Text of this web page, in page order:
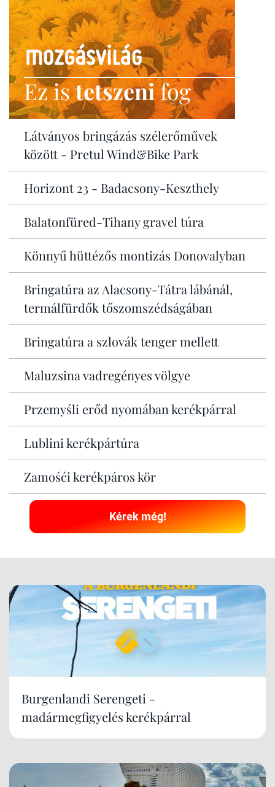
Ez istetszenifog
Látványos bringázás szélerőművek
között - Pretul Wind&Bike Park
Horizont 23 - Badacsony-Keszthely
Balatonfüred-Tihany gravel túra
Könnyű hüttézős montizás Donovalyban
Bringatúra az Alacsony-Tátra lábánál,
termálfürdők tőszomszédságában
Bringatúra a szlovák tenger mellett
Maluzsina vadregényes völgye
Przemyśli erőd nyomában kerékpárral
Lublini kerékpártúra
Zamośći kerékpáros kör
Kérek még!
Burgenlandi Serengeti -
madármegfigyelés kerékpárral